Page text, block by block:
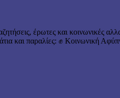
έρωτες και κοινωνικές
και παραλίες: ✊ Κοινωνική